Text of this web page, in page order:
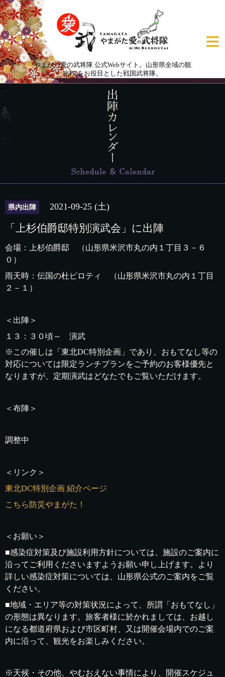
やまがた愛の武将隊 公式Webサイト。山形県全域の観
光PRをお役目とした戦国武将隊。
県内出陣 2021-09-25 (土)
「上杉伯爵邸特別演武会」に出陣
会場：上杉伯爵邸 （山形県米沢市丸の内１丁目３－６
０）
雨天時：伝国の杜ピロティ （山形県米沢市丸の内１丁目
２－１）
＜出陣＞
１３：３０頃～ 演武
※この催しは「東北DC特別企画」であり、おもてなし等の
対応については限定ランチプランをご予約のお客様優先と
なりますが、定期演武はどなたでもご覧いただけます。
＜布陣＞
調整中
＜リンク＞
東北DC特別企画 紹介ページ
こちら防災やまがた！
＜お願い＞
■感染症対策及び施設利用方針については、施設のご案内に
沿ってご利用くださいますようお願い申し上げます。より
詳しい感染症対策については、山形県公式のご案内をご覧
ください。
■地域・エリア等の対策状況によって、所謂「おもてなし」
の形態は異なります。旅客者様に於かれましては、お越し
になる都道府県および市区町村、又は開催会場内でのご案
内に沿って、観光をお楽しみください。
※天候・その他、やむおえない事情により、開催スケジュ